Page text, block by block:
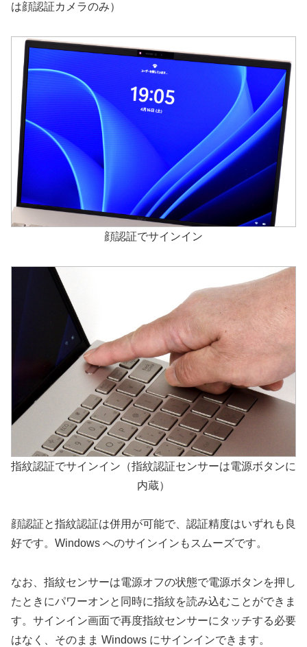
は顔認証カメラのみ）
顔認証でサインイン
指紋認証でサインイン（指紋認証センサーは電源ボタンに
内蔵）
顔認証と指紋認証は併用が可能で、認証精度はいずれも良
好です。Windows へのサインインもスムーズです。
なお、指紋センサーは電源オフの状態で電源ボタンを押し
たときにパワーオンと同時に指紋を読み込むことができま
す。サインイン画面で再度指紋センサーにタッチする必要
はなく、そのまま Windows にサインインできます。